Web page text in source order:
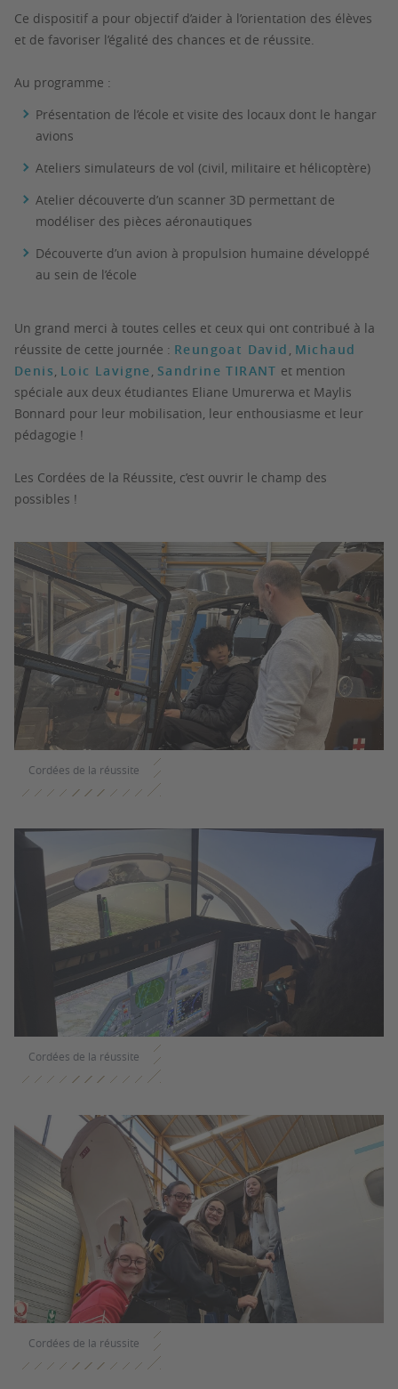
Ce dispositif a pour objectif d’aider à l’orientation des élèves
et de favoriser l’égalité des chances et de réussite.
Au programme :
Présentation de l’école et visite des locaux dont le hangar
avions
Ateliers simulateurs de vol (civil, militaire et hélicoptère)
Atelier découverte d’un scanner 3D permettant de
modéliser des pièces aéronautiques
Découverte d’un avion à propulsion humaine développé
au sein de l’école
Un grand merci à toutes celles et ceux qui ont contribué à la
réussite de cette journée : Reungoat David , Michaud
Denis, Loic Lavigne, Sandrine TIRANT et mention
spéciale aux deux étudiantes Eliane Umurerwa et Maylis
Bonnard pour leur mobilisation, leur enthousiasme et leur
pédagogie !
Les Cordées de la Réussite, c’est ouvrir le champ des
possibles !
Cordées de la réussite
Cordées de la réussite
Cordées de la réussite